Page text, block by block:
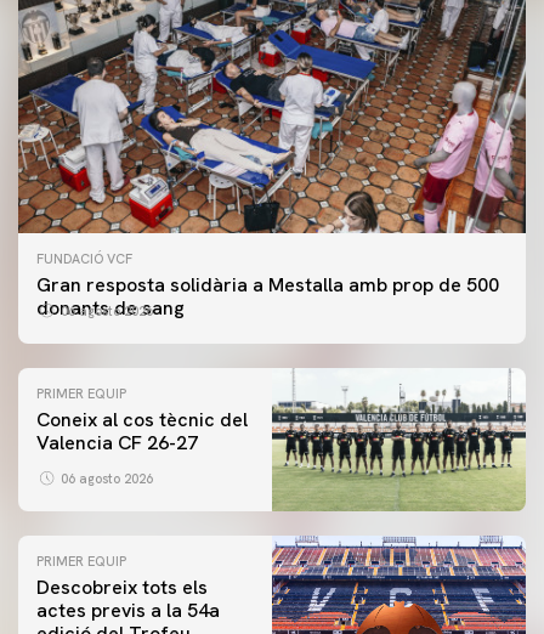
FUNDACIÓ VCF
Gran resposta solidària a Mestalla amb prop de 500
donants de sang
06 agosto 2026
PRIMER EQUIP
Coneix al cos tècnic del
Valencia CF 26-27
06 agosto 2026
PRIMER EQUIP
Descobreix tots els
actes previs a la 54a